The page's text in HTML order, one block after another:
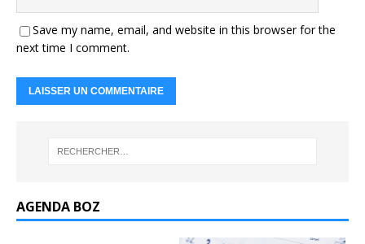
Save my name, email, and website in this browser for the
next time I comment.
AGENDA BOZ